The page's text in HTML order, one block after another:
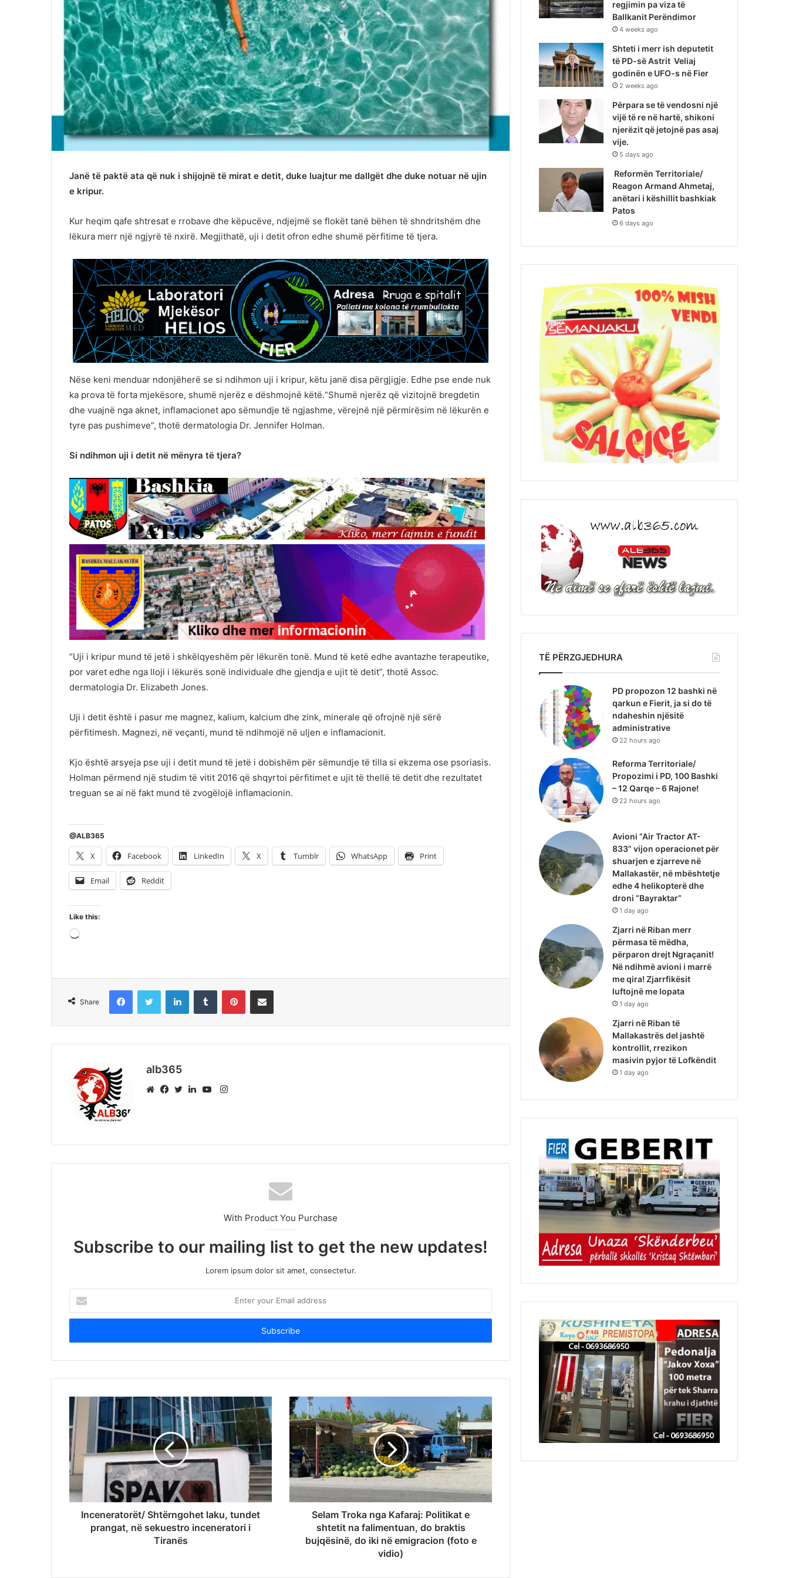
Janë të paktë ata që nuk i shijojnë të mirat e detit, duke luajtur me dallgët dhe duke notuar në ujin
e kripur.
Kur heqim qafe shtresat e rrobave dhe këpucëve, ndjejmë se flokët tanë bëhen të shndritshëm dhe
lëkura merr një ngjyrë të nxirë. Megjithatë, uji i detit ofron edhe shumë përfitime të tjera.
Nëse keni menduar ndonjëherë se si ndihmon uji i kripur, këtu janë disa përgjigje. Edhe pse ende nuk
ka prova të forta mjekësore, shumë njerëz e dëshmojnë këtë.“Shumë njerëz që vizitojnë bregdetin
dhe vuajnë nga aknet, inflamacionet apo sëmundje të ngjashme, vërejnë një përmirësim në lëkurën e
tyre pas pushimeve”, thotë dermatologia Dr. Jennifer Holman.
Si ndihmon uji i detit në mënyra të tjera?
“Uji i kripur mund të jetë i shkëlqyeshëm për lëkurën tonë. Mund të ketë edhe avantazhe terapeutike,
por varet edhe nga lloji i lëkurës sonë individuale dhe gjendja e ujit të detit”, thotë Assoc.
dermatologia Dr. Elizabeth Jones.
Uji i detit është i pasur me magnez, kalium, kalcium dhe zink, minerale që ofrojnë një sërë
përfitimesh. Magnezi, në veçanti, mund të ndihmojë në uljen e inflamacionit.
Kjo është arsyeja pse uji i detit mund të jetë i dobishëm për sëmundje të tilla si ekzema ose psoriasis.
Holman përmend një studim të vitit 2016 që shqyrtoi përfitimet e ujit të thellë të detit dhe rezultatet
treguan se ai në fakt mund të zvogëlojë inflamacionin.
@ALB365
X Facebook LinkedIn X Tumblr WhatsApp Print
Email Reddit
Like this:
Loading…
Share
FacebookTwitter LinkedInTumblr PinterestShare via Email
alb365
Instagram
With Product You Purchase
Subscribe to our mailing list to get the new updates!
Lorem ipsum dolor sit amet, consectetur.
your
Email
Inceneratorët/ Shtërngohet laku, tundet
prangat, në sekuestro inceneratori i
Tiranës
Selam Troka nga Kafaraj: Politikat e
shtetit na falimentuan, do braktis
bujqësinë, do iki në emigracion (foto e
vidio)
regjimin pa viza të
Ballkanit Perëndimor
4 weeks ago
Shteti i merr ish deputetit
të PD-së Astrit Veliaj
godinën e UFO-s në Fier
2 weeks ago
Përpara se të vendosni një
vijë të re në hartë, shikoni
njerëzit që jetojnë pas asaj
vije.
5 days ago
Reformën Territoriale/
Reagon Armand Ahmetaj,
anëtari i këshillit bashkiak
Patos
6 days ago
TË PËRZGJEDHURA
PD propozon 12 bashki në
qarkun e Fierit, ja si do të
ndaheshin njësitë
administrative
22 hours ago
Reforma Territoriale/
Propozimi i PD, 100 Bashki
– 12 Qarqe – 6 Rajone!
22 hours ago
Avioni “Air Tractor AT-
833” vijon operacionet për
shuarjen e zjarreve në
Mallakastër, në mbështetje
edhe 4 helikopterë dhe
droni “Bayraktar”
1 day ago
Zjarri në Riban merr
përmasa të mëdha,
përparon drejt Ngraçanit!
Në ndihmë avioni i marrë
me qira! Zjarrfikësit
luftojnë me lopata
1 day ago
Zjarri në Riban të
Mallakastrës del jashtë
kontrollit, rrezikon
masivin pyjor të Lofkëndit
1 day ago